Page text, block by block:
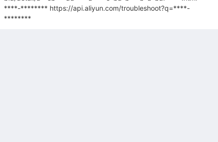
****-******** https://api.aliyun.com/troubleshoot?q=****-
********